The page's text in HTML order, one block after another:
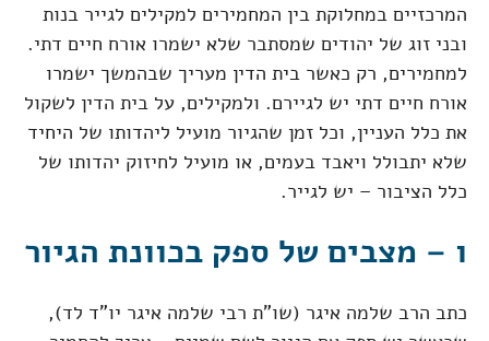
המרכזיים במחלוקת בין המחמירים למקילים לגייר בנות
ובני זוג של יהודים שמסתבר שלא ישמרו אורח חיים דתי.
למחמירים, רק כאשר בית הדין מעריך שבהמשך ישמרו
אורח חיים דתי יש לגיירם. ולמקילים, על בית הדין לשקול
את כלל העניין, וכל זמן שהגיור מועיל ליהדותו של היחיד
שלא יתבולל ויאבד בעמים, או מועיל לחיזוק יהדותו של
כלל הציבור – יש לגייר.
ו – מצבים של ספק בכוונת הגיור
כתב הרב שלמה איגר (שו"ת רבי שלמה איגר יו"ד לד),